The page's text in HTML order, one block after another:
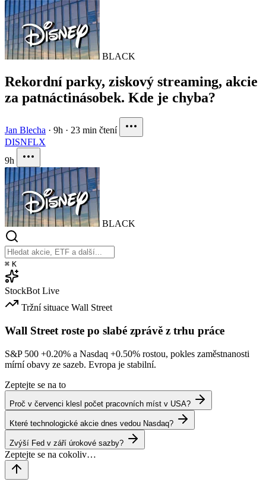
BLACK
Rekordní parky, ziskový streaming, akcie
za patnáctinásobek. Kde je chyba?
Jan Blecha · 9h · 23 min čtení
DISNFLX
9h
BLACK
⌘ K
StockBot Live
Tržní situace Wall Street
Wall Street roste po slabé zprávě z trhu práce
S&P 500 +0.20% a Nasdaq +0.50% rostou, pokles zaměstnanosti
mírní obavy ze sazeb. Evropa je stabilní.
Zeptejte se na to
Proč v červenci klesl počet pracovních míst v USA?
Které technologické akcie dnes vedou Nasdaq?
Zvýší Fed v září úrokové sazby?